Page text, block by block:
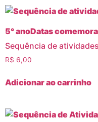
5° anoDatas
Sequência de
R$ 6,00
Adicionar ao carrinho